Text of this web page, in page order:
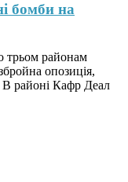
бомби на
трьом районам
опозиція,
В районі Кафр Деал